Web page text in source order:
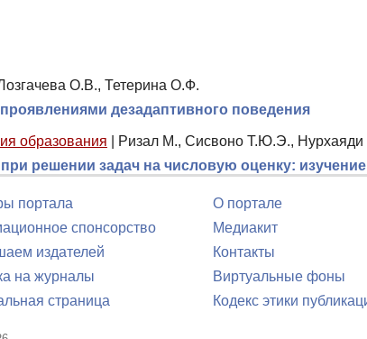
О.В., Тетерина О.Ф.
дезадаптивного поведения
образования
Ризал М., Сисвоно Т.Ю.Э.,
решении задач на числовую оценку:
портала
спонсорство
издателей
на журналы
страница
О портале
Медиакит
Контакты
Виртуальные фоны
Кодекс этики